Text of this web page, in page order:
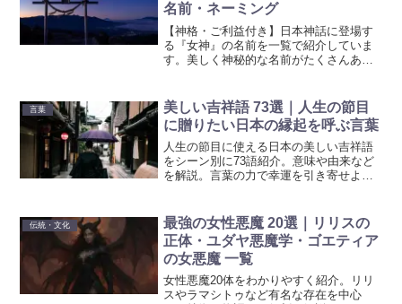
名前・ネーミング
【神格・ご利益付き】日本神話に登場す
る『女神』の名前を一覧で紹介していま
す。美しく神秘的な名前がたくさんあり
考にご活用ください。
言葉
美しい吉祥語 73選｜人生の節目
に贈りたい日本の縁起を呼ぶ言葉
人生の節目に使える日本の美しい吉祥語
をシーン別に73語紹介。意味や由来など
を解説。言葉の力で幸運を引き寄せよ
伝統・文化
最強の女性悪魔 20選｜リリスの
正体・ユダヤ悪魔学・ゴエティア
の女悪魔 一覧
女性悪魔20体をわかりやすく紹介。リリ
スやラマシトゥなど有名な存在を中心